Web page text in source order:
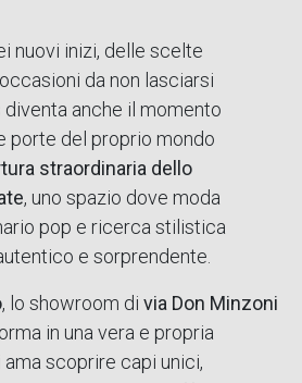
nuovi inizi, delle scelte
da non lasciarsi
diventa anche il momento
porte del proprio mondo
straordinaria dello
, uno spazio dove moda
pop e ricerca stilistica
e sorprendente.
, lo showroom di via Don Minzoni
in una vera e propria
scoprire capi unici,